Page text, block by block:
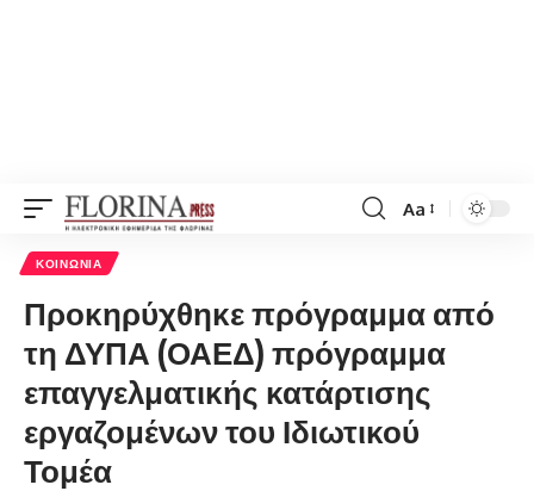
Font
Aa
ΚΟΙΝΩΝΊΑ
Προκηρύχθηκε πρόγραμμα από
τη ΔΥΠΑ (ΟΑΕΔ) πρόγραμμα
επαγγελματικής κατάρτισης
εργαζομένων του Ιδιωτικού
Τομέα